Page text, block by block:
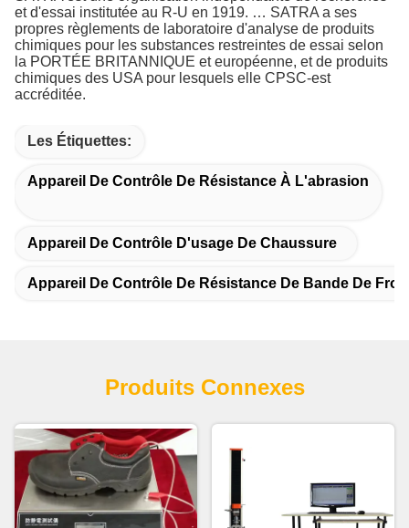
et d'essai institutée au R-U en 1919. … SATRA a ses
propres règlements de laboratoire d'analyse de produits
chimiques pour les substances restreintes de essai selon
la PORTÉE BRITANNIQUE et européenne, et de produits
chimiques des USA pour lesquels elle CPSC-est
accréditée.
Les Étiquettes:
Appareil De Contrôle De Résistance À L'abrasion
Appareil De Contrôle D'usage De Chaussure
Appareil De Contrôle De Résistance De Bande De
Produits Connexes